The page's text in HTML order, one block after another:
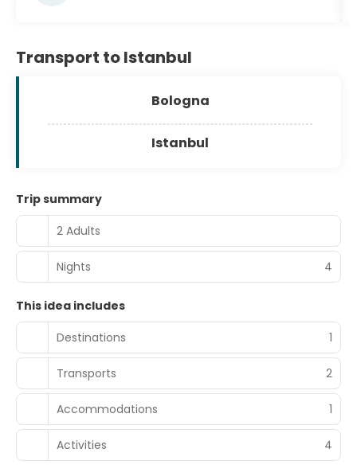
Transport to Istanbul
Bologna
Istanbul
Trip summary
2 Adults
Nights 4
This idea includes
Destinations
1
Transports 2
Accommodations 1
Activities 4